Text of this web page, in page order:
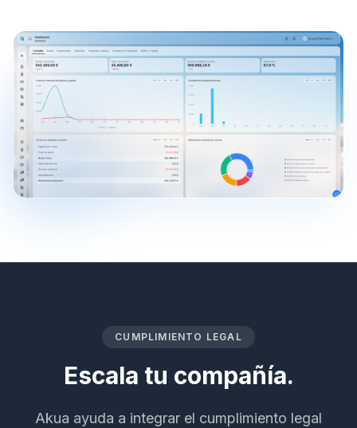
CUMPLIMIENTO LEGAL
Escala tu compañía.
Akua ayuda a integrar el cumplimiento legal